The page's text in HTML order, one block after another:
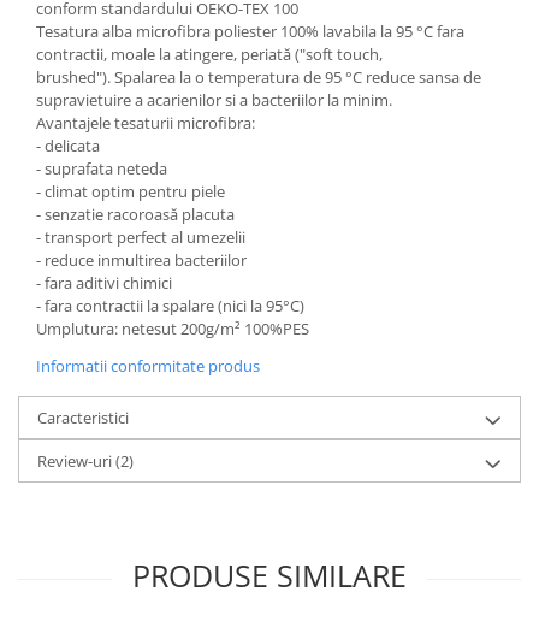
conform standardului OEKO-TEX 100
Tesatura alba microfibra poliester 100% lavabila la 95 °C fara
contractii, moale la atingere, periată ("soft touch,
brushed"). Spalarea la o temperatura de 95 °C reduce sansa de
supravietuire a acarienilor si a bacteriilor la minim.
Avantajele tesaturii microfibra:
- delicata
- suprafata neteda
- climat optim pentru piele
- senzatie racoroasă placuta
- transport perfect al umezelii
- reduce inmultirea bacteriilor
- fara aditivi chimici
- fara contractii la spalare (nici la 95°C)
Umplutura: netesut 200g/m² 100%PES
Informatii conformitate produs
Caracteristici
Review-uri(2)
PRODUSE SIMILARE